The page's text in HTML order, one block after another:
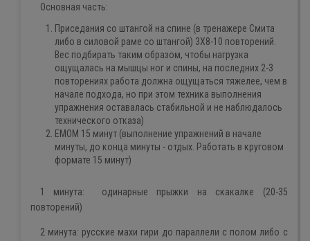
Основная часть:
Приседания со штангой на спине (в тренажере Смита
либо в силовой раме со штангой) 3Х8-10 повторений.
Вес подбирать таким образом, чтобы нагрузка
ощущалась на мышцы ног и спины, на последних 2-3
повторениях работа должна ощущаться тяжелее, чем в
начале подхода, но при этом техника выполнения
упражнения оставалась стабильной и не наблюдалось
технического отказа)
ЕМОМ 15 минут (выполнение упражнений в начале
минуты, до конца минуты - отдых. Работать в круговом
формате 15 минут)
1 минута: одинарные прыжки на скакалке (20-35
повторений)
2 минута: русские махи гири до параллели с полом либо с